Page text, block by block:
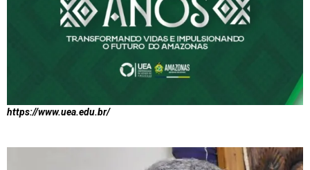
https://www.uea.edu.br/